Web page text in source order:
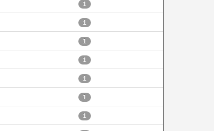
1
1
1
1
1
1
1